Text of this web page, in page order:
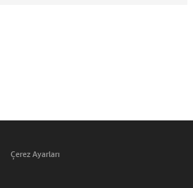
Çerez Ayarları